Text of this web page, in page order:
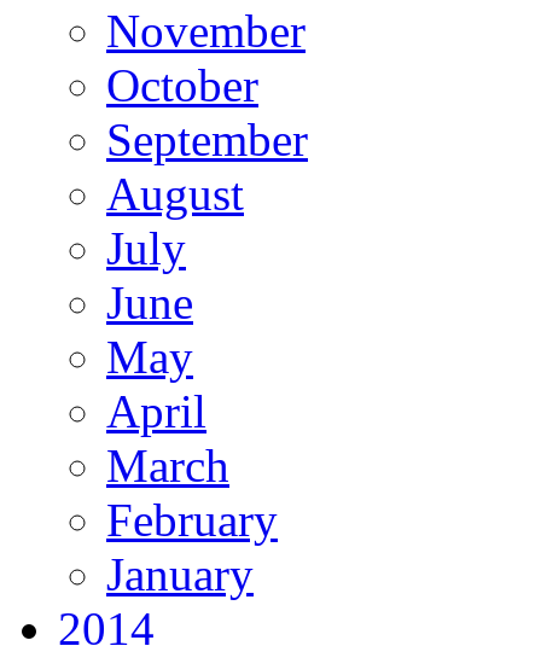
November
October
September
August
July
June
May
April
March
February
January
2014